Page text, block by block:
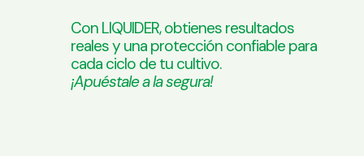
Con LIQUIDER, obtienes resultados
reales y una protección confiable para
cada ciclo de tu cultivo.
¡Apuéstale a la segura!